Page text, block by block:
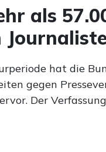
als
hat die
gegen
Der